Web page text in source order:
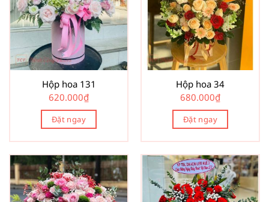
Hộp hoa 131
620.000₫
Đặt ngay
Hộp hoa 34
680.000₫
Đặt ngay